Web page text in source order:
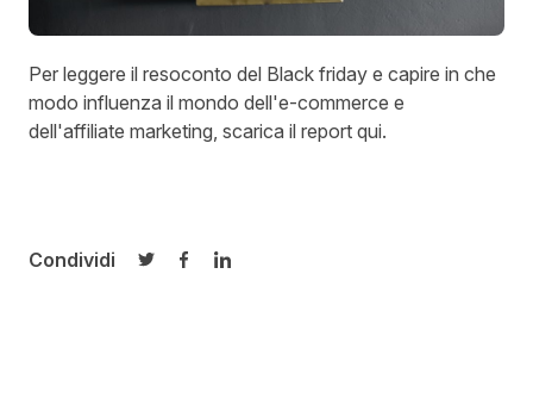
Per leggere il resoconto del Black friday e capire in che
modo influenza il mondo dell'e-commerce e
dell'affiliate marketing, scarica il report qui.
Condividi
Condividi su Twitter
Condividi su Facebook
Condividi su LinkedIn